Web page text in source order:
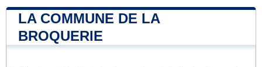
LA COMMUNE DE LA
BROQUERIE